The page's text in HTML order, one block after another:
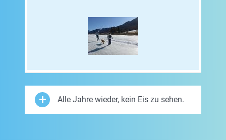
Alle Jahre wieder, kein Eis zu sehen.